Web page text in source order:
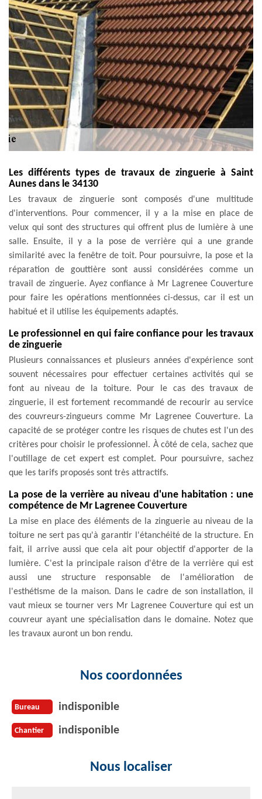
Les différents types de travaux de zinguerie à Saint
Aunes dans le 34130
Les travaux de zinguerie sont composés d'une multitude
d'interventions. Pour commencer, il y a la mise en place de
velux qui sont des structures qui offrent plus de lumière à une
salle. Ensuite, il y a la pose de verrière qui a une grande
similarité avec la fenêtre de toit. Pour poursuivre, la pose et la
réparation de gouttière sont aussi considérées comme un
travail de zinguerie. Ayez confiance à Mr Lagrenee Couverture
pour faire les opérations mentionnées ci-dessus, car il est un
habitué et il utilise les équipements adaptés.
Le professionnel en qui faire confiance pour les travaux
de zinguerie
Plusieurs connaissances et plusieurs années d'expérience sont
souvent nécessaires pour effectuer certaines activités qui se
font au niveau de la toiture. Pour le cas des travaux de
zinguerie, il est fortement recommandé de recourir au service
des couvreurs-zingueurs comme Mr Lagrenee Couverture. La
capacité de se protéger contre les risques de chutes est l'un des
critères pour choisir le professionnel. À côté de cela, sachez que
l'outillage de cet expert est complet. Pour poursuivre, sachez
que les tarifs proposés sont très attractifs.
La pose de la verrière au niveau d'une habitation : une
compétence de Mr Lagrenee Couverture
La mise en place des éléments de la zinguerie au niveau de la
toiture ne sert pas qu'à garantir l'étanchéité de la structure. En
fait, il arrive aussi que cela ait pour objectif d'apporter de la
lumière. C'est la principale raison d'être de la verrière qui est
aussi une structure responsable de l'amélioration de
l'esthétisme de la maison. Dans le cadre de son installation, il
vaut mieux se tourner vers Mr Lagrenee Couverture qui est un
couvreur ayant une spécialisation dans le domaine. Notez que
les travaux auront un bon rendu.
Nos coordonnées
Bureau indisponible
Chantier indisponible
Nous localiser